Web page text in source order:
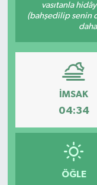
vasıtanla
(bahşedilip senin
İMSAK
04:34
ÖĞLE